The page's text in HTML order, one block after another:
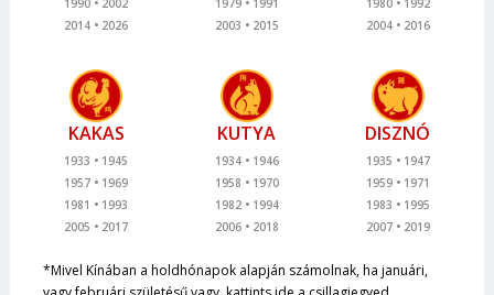
1990
2002
2014
2026
1979
1991
2003
2015
1980
1992
2004
2016
KAKAS
1933
1945
1957
1969
1981
1993
2005
2017
KUTYA
1934
1946
1958
1970
1982
1994
2006
2018
DISZNÓ
1935
1947
1959
1971
1983
1995
2007
2019
*Mivel Kínában a holdhónapok alapján számolnak, ha januári,